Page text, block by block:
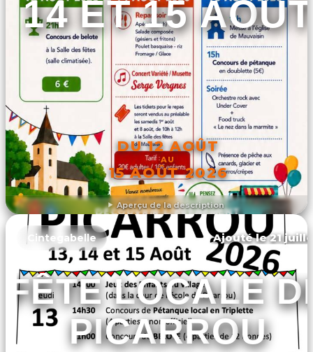
Aperçu de la description
14 ET 15 AOÛT
DU 12 AOÛT
AU
15 AOÛT 2026
DÉCOUVRIR L'ÉVÉNEMENT
Cintegabelle Ajouté le 21
FÊTE LOCALE
PICARROU